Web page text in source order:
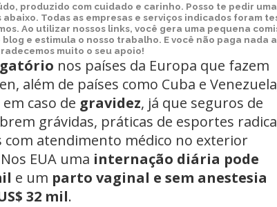
produzido com cuidado e carinho. Posso te pedir uma
Todas as empresas e serviços indicados foram
Ao utilizar nossos links, você gera uma pequena
e estimula o nosso trabalho. E você não paga nada
muito o seu apoio!
nos países da Europa que fazem
além de países como Cuba e
caso de gravidez, já que seguros de
grávidas, práticas de esportes
com atendimento médico no exterior
EUA uma internação diária pode
e um parto vaginal e sem anestesia
32 mil.